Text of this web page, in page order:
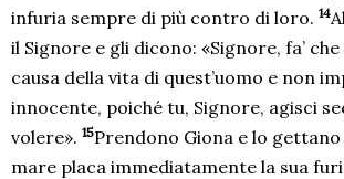
infuria sempre di più contro di loro. 14
il Signore e gli dicono: «Signore, fa’
causa della vita di quest’uomo e non
innocente, poiché tu, Signore, agisci
volere». 15Prendono Giona e lo
mare placa immediatamente la sua